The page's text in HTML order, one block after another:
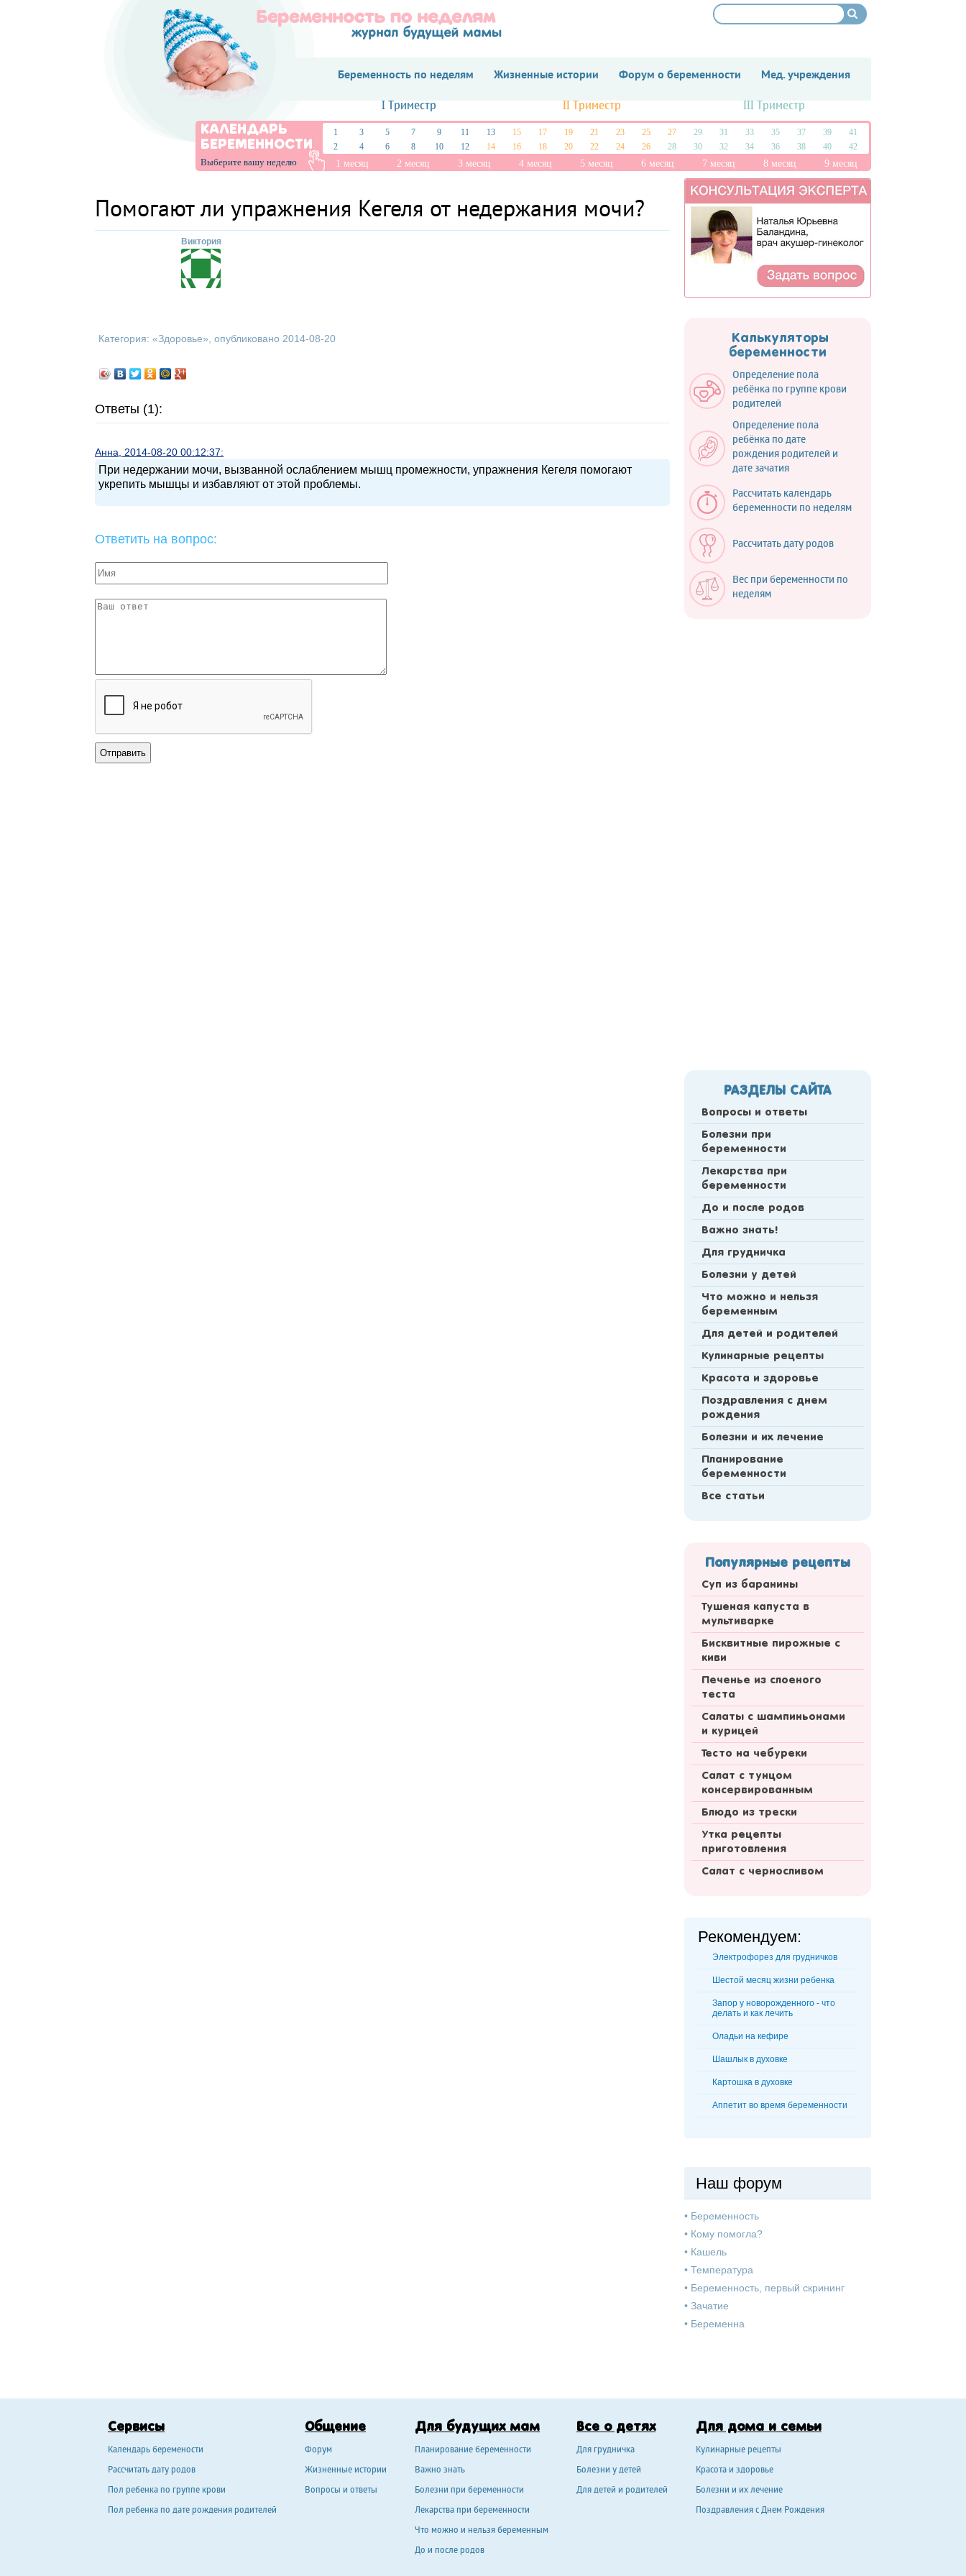
Беременность по неделям Жизненные истории Форум о беременности Мед. учреждения
I Триместр II Триместр III Триместр
КАЛЕНДАРЬ
БЕРЕМЕННОСТИ
Выберите вашу неделю
1 3 5 7 9 11 13 15 17 19 21 23 25 27 29 31 33 35 37 39
41
2
4 6 8 10 12 14 16 18 20 22 24 26 28 30 32 34 36 38 40 42
1 месяц 2 месяц 3 месяц 4 месяц 5 месяц 6 месяц 7 месяц 8 месяц 9 месяц
Помогают ли упражнения Кегеля от недержания мочи?
Виктория
Категория: «Здоровье», опубликовано 2014-08-20
Ответы (1):
Анна, 2014-08-20 00:12:37:
При недержании мочи, вызванной ослаблением мышц промежности, упражнения Кегеля помогают
укрепить мышцы и избавляют от этой проблемы.
Ответить на вопрос:
Калькуляторы
беременности
Определение пола
ребёнка по группе крови
родителей
Определение пола
ребёнка по дате
рождения родителей и
дате зачатия
Рассчитать календарь
беременности по неделям
Рассчитать дату родов
Вес при беременности по
неделям
РАЗДЕЛЫ САЙТА
Вопросы и ответы
Болезни при
беременности
Лекарства при
беременности
До и после родов
Важно знать!
Для грудничка
Болезни у детей
Что можно и нельзя
беременным
Для детей и родителей
Кулинарные рецепты
Красота и здоровье
Поздравления с днем
рождения
Болезни и их лечение
Планирование
беременности
Все статьи
Популярные рецепты
Суп из баранины
Тушеная капуста в
мультиварке
Бисквитные пирожные с
киви
Печенье из слоеного
теста
Салаты с шампиньонами
и курицей
Тесто на чебуреки
Салат с тунцом
консервированным
Блюдо из трески
Утка рецепты
приготовления
Салат с черносливом
Рекомендуем:
Электрофорез для грудничков
Шестой месяц жизни ребенка
Запор у новорожденного - что
делать и как лечить
Оладьи на кефире
Шашлык в духовке
Картошка в духовке
Аппетит во время беременности
Наш форум
• Беременность
• Кому помогла?
• Кашель
• Температура
• Беременность, первый скрининг
• Зачатие
• Беременна
Сервисы
Календарь беремености
Рассчитать дату родов
Пол ребенка по группе крови
Пол ребенка по дате рождения родителей
Общение
Форум
Жизненные истории
Вопросы и ответы
Для будущих мам
Планирование беременности
Важно знать
Болезни при беременности
Лекарства при беременности
Что можно и нельзя беременным
До и после родов
Все о детях
Для грудничка
Болезни у детей
Для детей и родителей
Для дома и семьи
Кулинарные рецепты
Красота и здоровье
Болезни и их лечение
Поздравления с Днем Рождения